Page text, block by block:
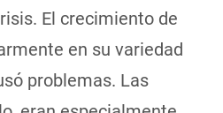
El crecimiento de
en su variedad
problemas. Las